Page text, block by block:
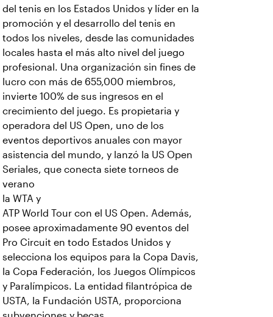
del tenis en los Estados Unidos y líder en la
promoción y el desarrollo del tenis en
todos los niveles, desde las comunidades
locales hasta el más alto nivel del juego
profesional. Una organización sin fines de
lucro con más de 655,000 miembros,
invierte 100% de sus ingresos en el
crecimiento del juego. Es propietaria y
operadora del US Open, uno de los
eventos deportivos anuales con mayor
asistencia del mundo, y lanzó la US Open
Seriales, que conecta siete torneos de
verano
la WTA y
ATP World Tour con el US Open. Además,
posee aproximadamente 90 eventos del
Pro Circuit en todo Estados Unidos y
selecciona los equipos para la Copa Davis,
la Copa Federación, los Juegos Olímpicos
y Paralímpicos. La entidad filantrópica de
USTA, la Fundación USTA, proporciona